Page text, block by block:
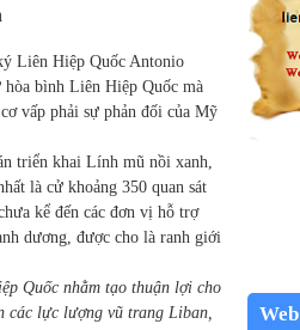
Liên Hiệp Quốc Antonio
bình Liên Hiệp Quốc mà
vấp phải sự phản đối của Mỹ
triển khai Lính mũ nồi xanh,
là cử khoảng 350 quan sát
kể đến các đơn vị hỗ trợ
dương, được cho là ranh giới
Quốc nhằm tạo thuận lợi cho
các lực lượng vũ trang Liban,